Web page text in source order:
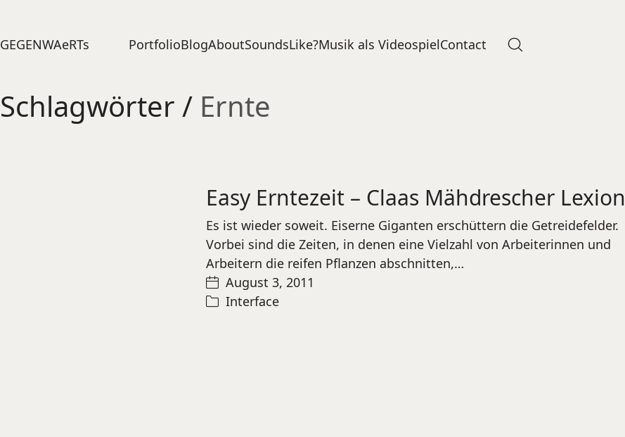
GEGENWAeRTs PortfolioBlogAboutSoundsLike?Musik als VideospielContact
Schlagwörter / Ernte
Easy Erntezeit – Claas Mähdrescher Lexion
Es ist wieder soweit. Eiserne Giganten erschüttern die Getreidefelder.
Vorbei sind die Zeiten, in denen eine Vielzahl von Arbeiterinnen und
Arbeitern die reifen Pflanzen abschnitten,…
August 3, 2011
Interface